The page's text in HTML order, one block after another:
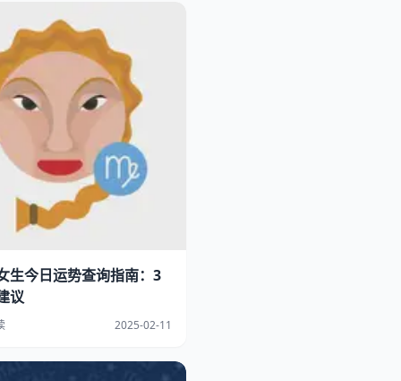
生今日运势查询指南：3
议
2025-02-11